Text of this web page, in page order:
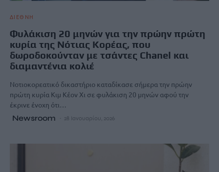
ΔΙΕΘΝΗ
Φυλάκιση 20 μηνών για την πρώην πρώτη
κυρία της Νότιας Κορέας, που
δωροδοκούνταν με τσάντες Chanel και
διαμαντένια κολιέ
Νοτιοκορεατικό δικαστήριο καταδίκασε σήμερα την πρώην
πρώτη κυρία Κιμ Κέον Χι σε φυλάκιση 20 μηνών αφού την
έκρινε ένοχη ότι…
Newsroom 28 Ιανουαρίου, 2026